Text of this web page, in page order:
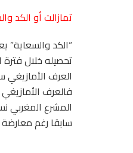
تمازالت أو الكد
“الكد والسعاية”
تحصيله خلال فترة
العرف الأمازيغي
فالعرف
سابقا رغم معارضة